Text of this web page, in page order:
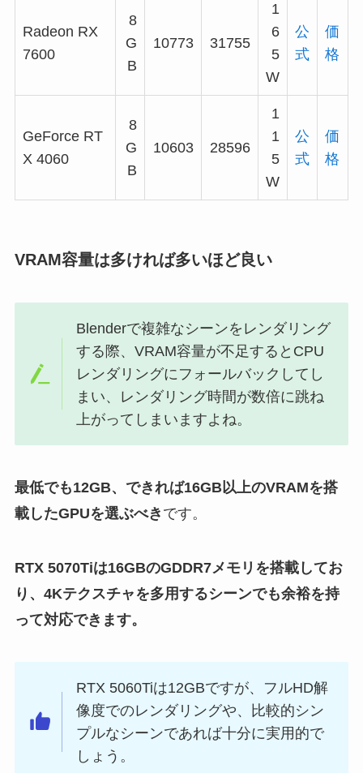
Radeon RX
7600
8
G
B
10773 31755
1
6
5
W
公
式
価
格
GeForce RT
X 4060
8
G
B
10603 28596
1
1
5
W
公
式
価
格
VRAM容量は多ければ多いほど良い
Blenderで複雑なシーンをレンダリング
する際、VRAM容量が不足するとCPU
レンダリングにフォールバックしてし
まい、レンダリング時間が数倍に跳ね
上がってしまいますよね。
最低でも12GB、できれば16GB以上のVRAMを搭
載したGPUを選ぶべき です。
RTX 5070Tiは16GBのGDDR7メモリを搭載してお
り、4Kテクスチャを多用するシーンでも余裕を持
って対応できます。
RTX 5060Tiは12GBですが、フルHD解
像度でのレンダリングや、比較的シン
プルなシーンであれば十分に実用的で
しょう。